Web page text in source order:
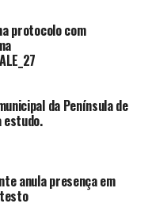
protocolo com
da Península de
estudo.
anula presença em